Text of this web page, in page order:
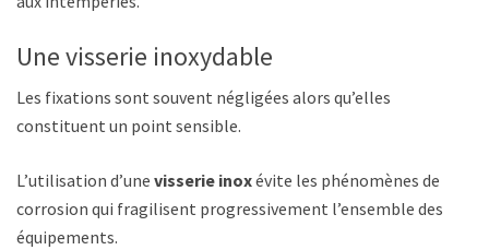
Une visserie inoxydable
Les fixations sont souvent négligées alors qu’elles
constituent un point sensible.
L’utilisation d’une visserie inoxévite les phénomènes de
corrosion qui fragilisent progressivement l’ensemble des
équipements.